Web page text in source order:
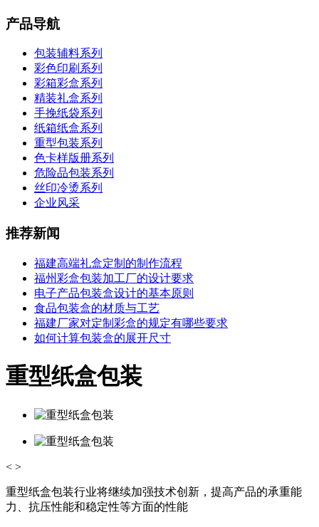
产品导航
包装辅料系列
彩色印刷系列
彩箱彩盒系列
精装礼盒系列
手挽纸袋系列
纸箱纸盒系列
重型包装系列
色卡样版册系列
危险品包装系列
丝印冷烫系列
企业风采
推荐新闻
福建高端礼盒定制的制作流程
福州彩盒包装加工厂的设计要求
电子产品包装盒设计的基本原则
食品包装盒的材质与工艺
福建厂家对定制彩盒的规定有哪些要求
如何计算包装盒的展开尺寸
重型纸盒包装
< >
重型纸盒包装行业将继续加强技术创新，提高产品的承重能
力、抗压性能和稳定性等方面的性能